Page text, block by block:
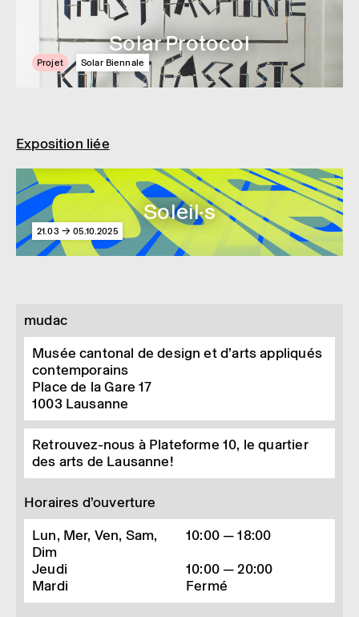
Solar Protocol
Projet Solar Biennale
Exposition liée
Soleil·s
21.03 → 05.10.2025
mudac
Musée cantonal de design et d’arts appliqués
contemporains
Place de la Gare 17
1003 Lausanne
Retrouvez-nous à Plateforme 10, le quartier
des arts de Lausanne!
Horaires d’ouverture
Lun, Mer, Ven, Sam,
Dim
10:00 — 18:00
Jeudi
10:00 — 20:00
Mardi
Fermé